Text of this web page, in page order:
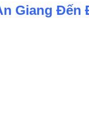
Giang Đến